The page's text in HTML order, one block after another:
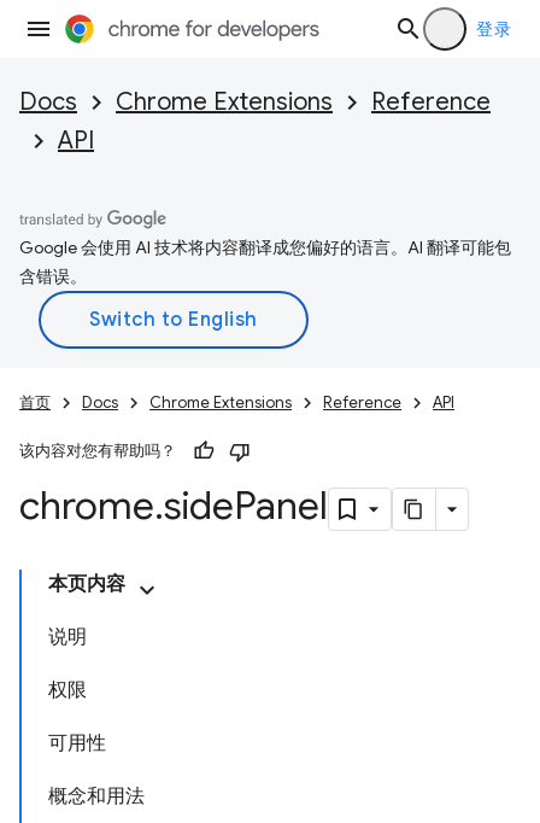
登录
Docs Chrome Extensions
Reference
API
Google 会使用 AI 技术将内容翻译成您偏好的语言。AI 翻译可能包
含错误。
首页 Docs Chrome Extensions Reference API
该内容对您有帮助吗？
chrome.sidePanel
本页内容
说明
权限
可用性
概念和用法